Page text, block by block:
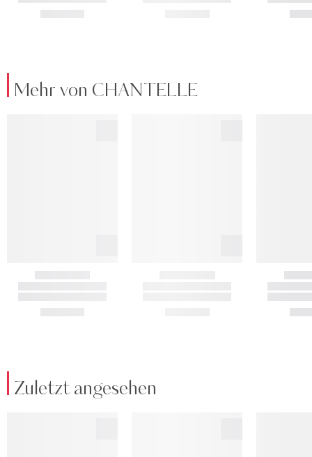
Mehr von CHANTELLE
Zuletzt angesehen